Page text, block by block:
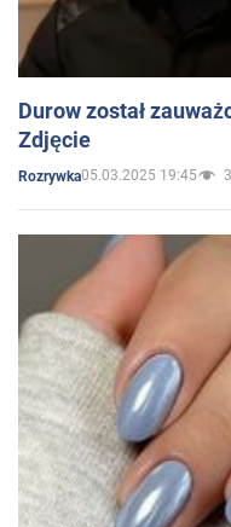
Durow został
Zdjęcie
Rozrywka05.03.2025 19:45